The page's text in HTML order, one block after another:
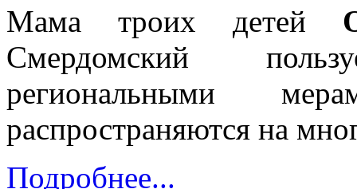
Мама троих детей
Смердомский
региональными
распространяются на
Подробнее...